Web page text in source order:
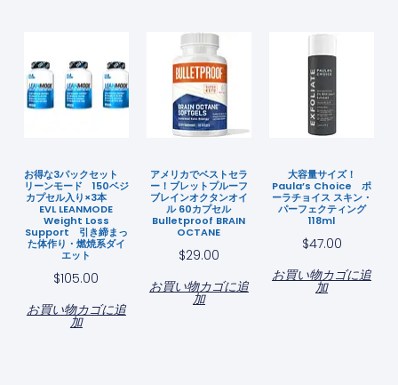
お得な3パックセット
リーンモード 150ベジ
カプセル入り×3本
EVL LEANMODE
Weight Loss
Support 引き締まっ
た体作り・燃焼系ダイ
エット
$105.00
お買い物カゴに追
加
アメリカでベストセラ
ー！ブレットプルーフ
ブレインオクタンオイ
ル 60カプセル
Bulletproof BRAIN
OCTANE
$29.00
お買い物カゴに追
加
大容量サイズ！
Paula’s Choice ポ
ーラチョイス スキン・
パーフェクティング
118ml
$47.00
お買い物カゴに追
加